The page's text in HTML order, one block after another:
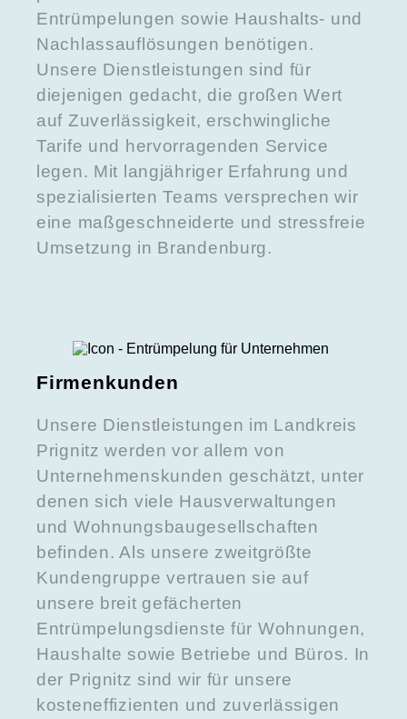
Entrümpelungen sowie Haushalts- und
Nachlassauflösungen benötigen.
Unsere Dienstleistungen sind für
diejenigen gedacht, die großen Wert
auf Zuverlässigkeit, erschwingliche
Tarife und hervorragenden Service
legen. Mit langjähriger Erfahrung und
spezialisierten Teams versprechen wir
eine maßgeschneiderte und stressfreie
Umsetzung in Brandenburg.
Firmenkunden
Unsere Dienstleistungen im Landkreis
Prignitz werden vor allem von
Unternehmenskunden geschätzt, unter
denen sich viele Hausverwaltungen
und Wohnungsbaugesellschaften
befinden. Als unsere zweitgrößte
Kundengruppe vertrauen sie auf
unsere breit gefächerten
Entrümpelungsdienste für Wohnungen,
Haushalte sowie Betriebe und Büros. In
der Prignitz sind wir für unsere
kosteneffizienten und zuverlässigen